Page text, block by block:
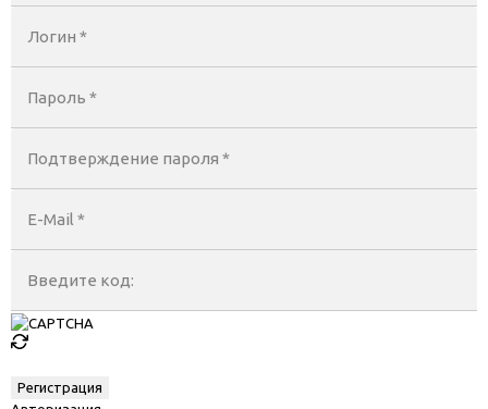
Логин *
Пароль *
Подтверждение пароля *
E-Mail *
Введите код: